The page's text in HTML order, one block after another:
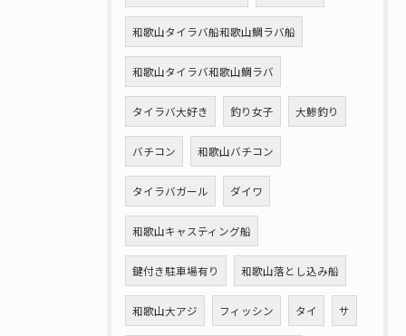
和歌山タイラバ船和歌山鯛ラバ船
和歌山タイラバ和歌山鯛ラバ
タイラバ大好き 釣り女子 大鯵釣り
バチコン 和歌山バチコン
タイラバガール ダイワ
和歌山キャスティング船
鍵付き駐車場有り 和歌山落とし込み船
和歌山大アジ フィッシン タイ サ